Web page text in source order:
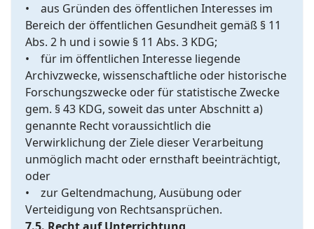
• aus Gründen des öffentlichen Interesses im
Bereich der öffentlichen Gesundheit gemäß § 11
Abs. 2 h und i sowie § 11 Abs. 3 KDG;
• für im öffentlichen Interesse liegende
Archivzwecke, wissenschaftliche oder historische
Forschungszwecke oder für statistische Zwecke
gem. § 43 KDG, soweit das unter Abschnitt a)
genannte Recht voraussichtlich die
Verwirklichung der Ziele dieser Verarbeitung
unmöglich macht oder ernsthaft beeinträchtigt,
oder
• zur Geltendmachung, Ausübung oder
Verteidigung von Rechtsansprüchen.